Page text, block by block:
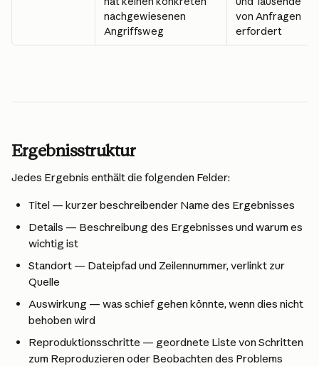
nachgewiesenen
Angriffsweg
von Anfragen
erfordert
Ergebnisstruktur
Jedes Ergebnis enthält die folgenden Felder:
Titel — kurzer beschreibender Name des Ergebnisses
Details — Beschreibung des Ergebnisses und warum es
wichtig ist
Standort — Dateipfad und Zeilennummer, verlinkt zur
Quelle
Auswirkung — was schief gehen könnte, wenn dies nicht
behoben wird
Reproduktionsschritte — geordnete Liste von Schritten
zum Reproduzieren oder Beobachten des Problems